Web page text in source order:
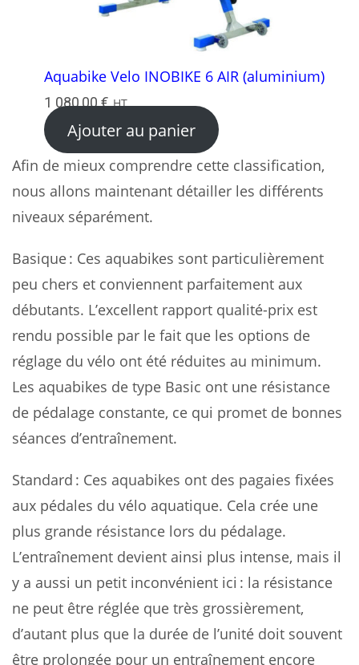
Aquabike Velo INOBIKE 6 AIR (aluminium)
1 080,00€ HT
Ajouter au panier
Afin de mieux comprendre cette classification,
nous allons maintenant détailler les différents
niveaux séparément.
Basique : Ces aquabikes sont particulièrement
peu chers et conviennent parfaitement aux
débutants. L’excellent rapport qualité-prix est
rendu possible par le fait que les options de
réglage du vélo ont été réduites au minimum.
Les aquabikes de type Basic ont une résistance
de pédalage constante, ce qui promet de bonnes
séances d’entraînement.
Standard : Ces aquabikes ont des pagaies fixées
aux pédales du vélo aquatique. Cela crée une
plus grande résistance lors du pédalage.
L’entraînement devient ainsi plus intense, mais il
y a aussi un petit inconvénient ici : la résistance
ne peut être réglée que très grossièrement,
d’autant plus que la durée de l’unité doit souvent
être prolongée pour un entraînement encore